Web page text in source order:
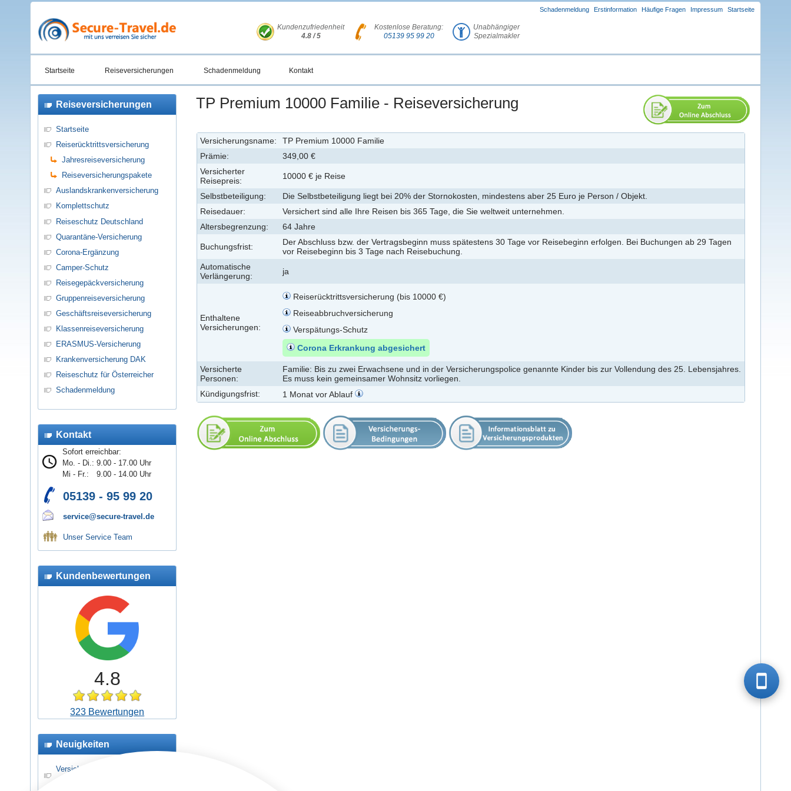
Schadenmeldung Erstinformation Häufige Fragen Impressum Startseite
Kundenzufriedenheit
4.8 / 5
Kostenlose Beratung:
05139 95 99 20
Unabhängiger
Spezialmakler
Startseite Reiseversicherungen Schadenmeldung Kontakt
Reiseversicherungen
Startseite
Reiserücktrittsversicherung
Jahresreiseversicherung
Reiseversicherungspakete
Auslandskrankenversicherung
Komplettschutz
Reiseschutz Deutschland
Quarantäne-Versicherung
Corona-Ergänzung
Camper-Schutz
Reisegepäckversicherung
Gruppenreiseversicherung
Geschäftsreiseversicherung
Klassenreiseversicherung
ERASMUS-Versicherung
Krankenversicherung DAK
Reiseschutz für Österreicher
Schadenmeldung
Kontakt
Sofort erreichbar:
Mo. - Di.: 9.00 - 17.00 Uhr
Mi - Fr.:
9.00 - 14.00 Uhr
05139 - 95 99 20
service@secure-travel.de
Unser Service Team
Kundenbewertungen
4.8
323 Bewertungen
Neuigkeiten
Versicherungsschutz für
TP Premium 10000 Familie - Reiseversicherung
Versicherungsname:
TP Premium 10000 Familie
Prämie:
349,00 €
Versicherter
Reisepreis:
10000 € je Reise
Selbstbeteiligung:
Die Selbstbeteiligung liegt bei 20% der Stornokosten, mindestens aber 25 Euro je Person / Objekt.
Reisedauer:
Versichert sind alle Ihre Reisen bis 365 Tage, die Sie weltweit unternehmen.
Altersbegrenzung:
64 Jahre
Buchungsfrist:
Der Abschluss bzw. der Vertragsbeginn muss spätestens 30 Tage vor Reisebeginn erfolgen. Bei Buchungen ab 29 Tagen
vor Reisebeginn bis 3 Tage nach Reisebuchung.
Automatische
Verlängerung:
ja
Enthaltene
Versicherungen:
Reiserücktrittsversicherung (bis 10000 €)
Reiseabbruchversicherung
Verspätungs-Schutz
Corona Erkrankung abgesichert
Versicherte
Personen:
Familie: Bis zu zwei Erwachsene und in der Versicherungspolice genannte Kinder bis zur Vollendung des 25. Lebensjahres.
Es muss kein gemeinsamer Wohnsitz vorliegen.
Kündigungsfrist:
1 Monat vor Ablauf